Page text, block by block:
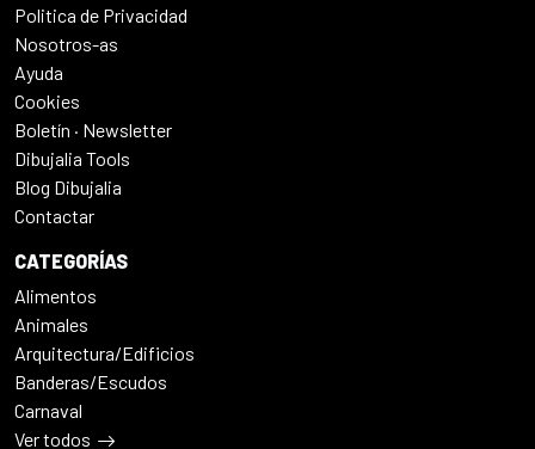
Politica de Privacidad
Nosotros-as
Ayuda
Cookies
Boletín · Newsletter
Dibujalia Tools
Blog Dibujalia
Contactar
CATEGORÍAS
Alimentos
Animales
Arquitectura/Edificios
Banderas/Escudos
Carnaval
Ver todos